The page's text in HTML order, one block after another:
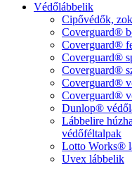
Védőlábbelik
Cipővédők,
Coverguard®
Coverguard®
Coverguard®
Coverguard®
Coverguard®
Coverguard®
Dunlop®
Lábbelire
védőféltalpak
Lotto Works®
Uvex lábbelik